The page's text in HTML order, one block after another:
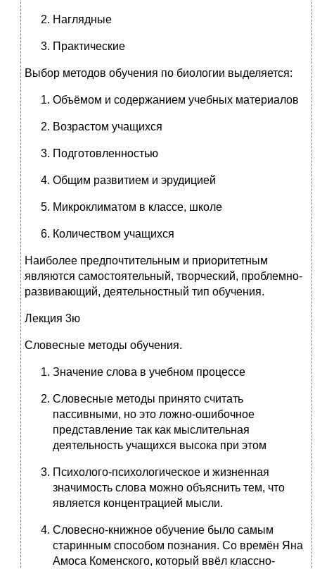
Наглядные
Практические
Выбор методов обучения по биологии выделяется:
Объёмом и содержанием учебных материалов
Возрастом учащихся
Подготовленностью
Общим развитием и эрудицией
Микроклиматом в классе, школе
Количеством учащихся
Наиболее предпочтительным и приоритетным
являются самостоятельный, творческий, проблемно-
развивающий, деятельностный тип обучения.
Лекция 3ю
Словесные методы обучения.
Значение слова в учебном процессе
Словесные методы принято считать
пассивными, но это ложно-ошибочное
представление так как мыслительная
деятельность учащихся высока при этом
Психолого-психологическое и жизненная
значимость слова можно объяснить тем, что
является концентрацией мысли.
Словесно-книжное обучение было самым
старинным способом познания. Со времён Яна
Амоса Коменского, который ввёл классно-